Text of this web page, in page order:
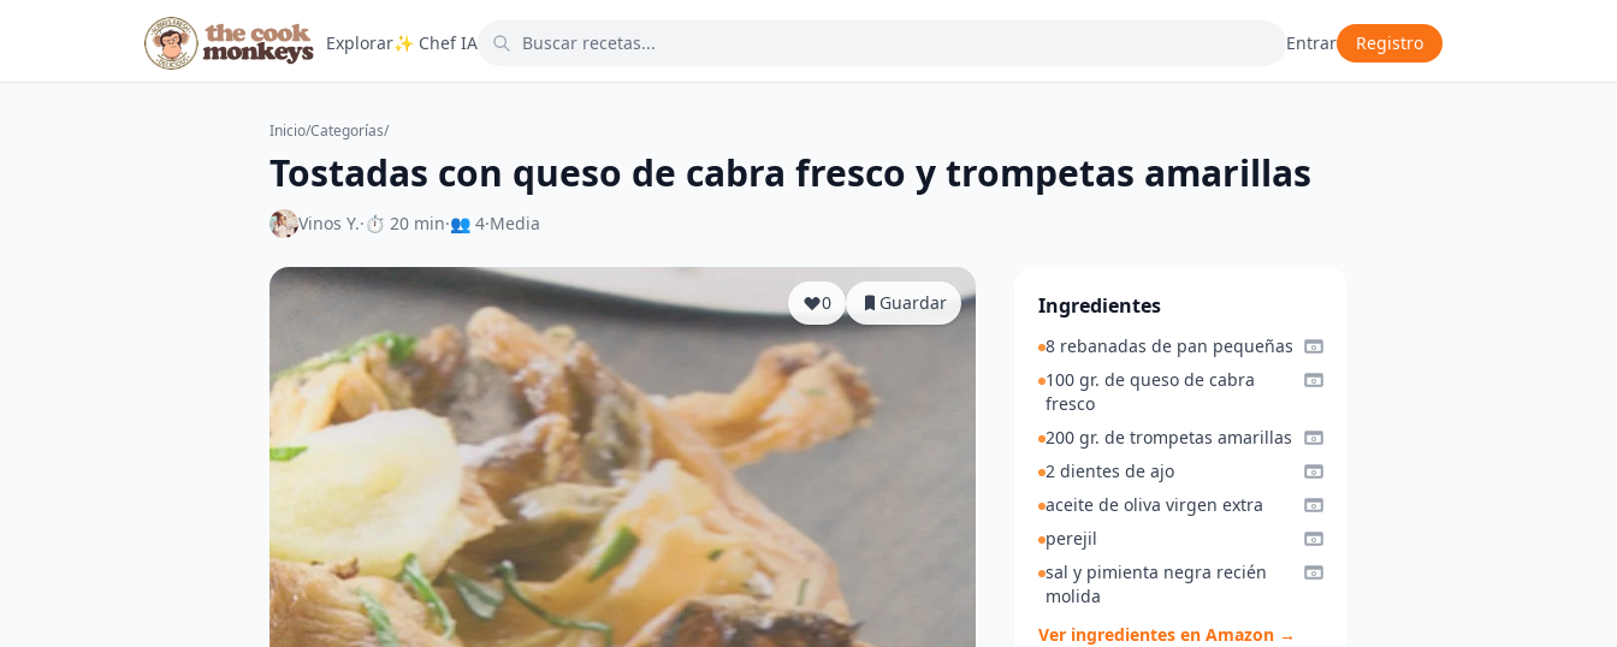
Explorar✨ Chef IA Entrar Registro
Inicio/Categorías/
Tostadas con queso de cabra fresco y trompetas amarillas
Vinos Y.·⏱ 20 min·👥 4·Media
0 Guardar Ingredientes
8 rebanadas de pan pequeñas
100 gr. de queso de cabra
fresco
200 gr. de trompetas amarillas
2 dientes de ajo
aceite de oliva virgen extra
perejil
sal y pimienta negra recién
molida
Ver ingredientes en Amazon →